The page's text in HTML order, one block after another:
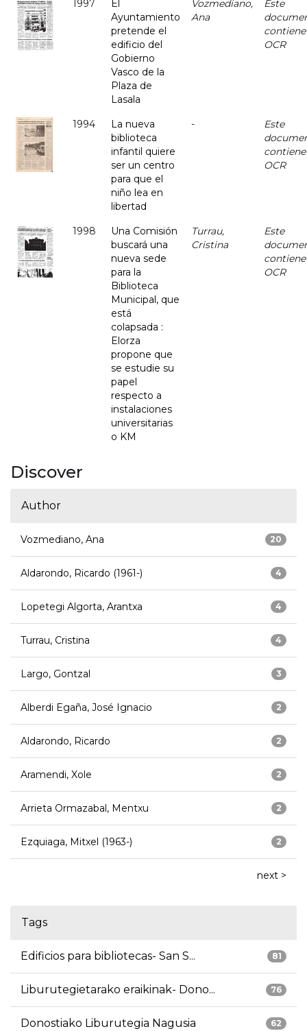
1997
El
Ayuntamiento
pretende el
edificio del
Gobierno
Vasco de la
Plaza de
Lasala
Vozmediano,
Ana
Este
contiene
OCR
1994
La nueva
biblioteca
infantil quiere
ser un centro
para que el
niño lea en
libertad
-
Este
contiene
OCR
1998
Una Comisión
buscará una
nueva sede
para la
Biblioteca
Municipal, que
está
colapsada :
Elorza
propone que
se estudie su
papel
respecto a
instalaciones
universitarias
o KM
Turrau,
Cristina
Este
contiene
OCR
Discover
Author
20
Vozmediano, Ana
4
Aldarondo, Ricardo (1961-)
4
Lopetegi Algorta, Arantxa
4
Turrau, Cristina
3
Largo, Gontzal
2
Alberdi Egaña, José Ignacio
2
Aldarondo, Ricardo
2
Aramendi, Xole
2
Arrieta Ormazabal, Mentxu
2
Ezquiaga, Mitxel (1963-)
next >
Tags
81
Edificios para bibliotecas- San S...
76
Liburutegietarako eraikinak- Dono...
62
Donostiako Liburutegia Nagusia